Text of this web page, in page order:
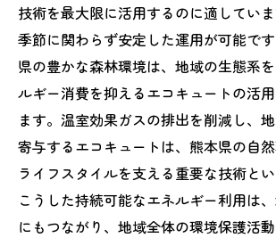
省エネ効果の高いエコキュー
エネルギー節約を実現するエ
活用法
熊本県でのエネルギー効率向
効率的にエネルギーを利用す
地域特性を活かした熊本県のエ
法
技術を最大限に活用するのに適していま
季節に関わらず安定した運用が可能で
県の豊かな森林環境は、地域の生態系
ルギー消費を抑えるエコキュートの活
ます。温室効果ガスの排出を削減し、
寄与するエコキュートは、熊本県の自
ライフスタイルを支える重要な技術とい
こうした持続可能なエネルギー利用は
にもつながり、地域全体の環境保護活